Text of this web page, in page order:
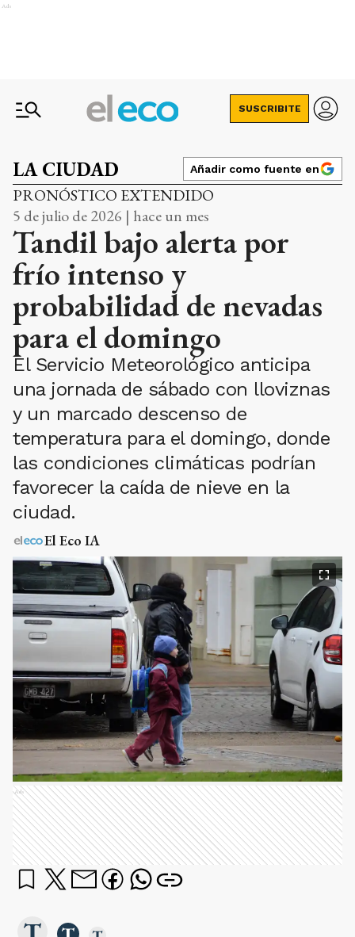
Ads
SUSCRIBITE
LA CIUDAD Añadir como fuente en
PRONÓSTICO EXTENDIDO
5 de julio de 2026 | hace un mes
Tandil bajo alerta por
frío intenso y
probabilidad de nevadas
para el domingo
El Servicio Meteorológico anticipa
una jornada de sábado con lloviznas
y un marcado descenso de
temperatura para el domingo, donde
las condiciones climáticas podrían
favorecer la caída de nieve en la
ciudad.
El Eco IA
Ads